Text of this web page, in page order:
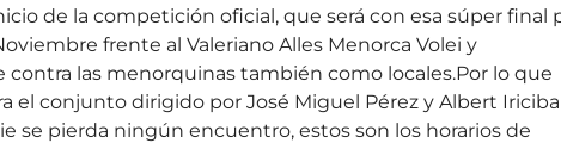
de la competición oficial, que será con esa súper final
frente al Valeriano Alles Menorca Volei y
las menorquinas también como locales.Por lo que
el conjunto dirigido por José Miguel Pérez y Albert
se pierda ningún encuentro, estos son los horarios de